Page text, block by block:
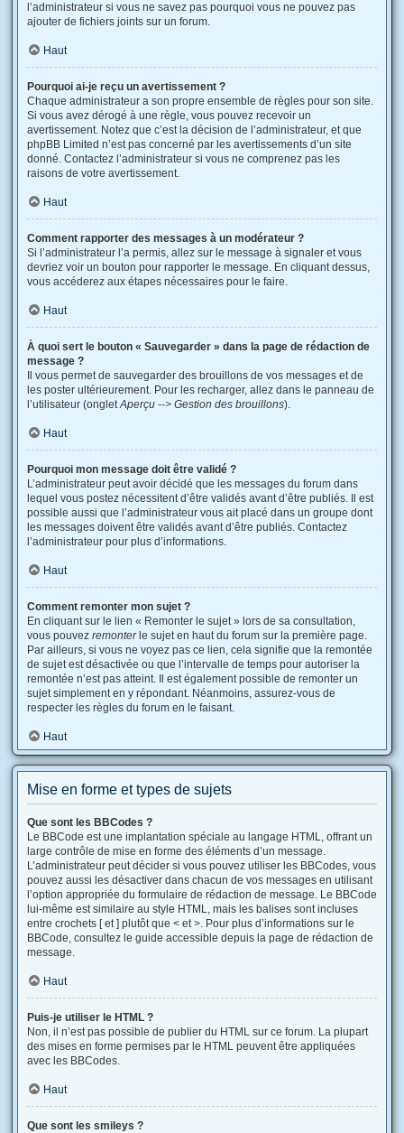
l’administrateur si vous ne savez pas pourquoi vous ne pouvez pas
ajouter de fichiers joints sur un forum.
Haut
Pourquoi ai-je reçu un avertissement ?
Chaque administrateur a son propre ensemble de règles pour son site.
Si vous avez dérogé à une règle, vous pouvez recevoir un
avertissement. Notez que c’est la décision de l’administrateur, et que
phpBB Limited n’est pas concerné par les avertissements d’un site
donné. Contactez l’administrateur si vous ne comprenez pas les
raisons de votre avertissement.
Haut
Comment rapporter des messages à un modérateur ?
Si l’administrateur l’a permis, allez sur le message à signaler et vous
devriez voir un bouton pour rapporter le message. En cliquant dessus,
vous accéderez aux étapes nécessaires pour le faire.
Haut
À quoi sert le bouton « Sauvegarder » dans la page de rédaction de
message ?
Il vous permet de sauvegarder des brouillons de vos messages et de
les poster ultérieurement. Pour les recharger, allez dans le panneau de
l’utilisateur (ongletAperçu --> Gestion des brouillons).
Haut
Pourquoi mon message doit être validé ?
L’administrateur peut avoir décidé que les messages du forum dans
lequel vous postez nécessitent d’être validés avant d’être publiés. Il est
possible aussi que l’administrateur vous ait placé dans un groupe dont
les messages doivent être validés avant d’être publiés. Contactez
l’administrateur pour plus d’informations.
Haut
Comment remonter mon sujet ?
En cliquant sur le lien « Remonter le sujet » lors de sa consultation,
vous pouvez remonterle sujet en haut du forum sur la première page.
Par ailleurs, si vous ne voyez pas ce lien, cela signifie que la remontée
de sujet est désactivée ou que l’intervalle de temps pour autoriser la
remontée n’est pas atteint. Il est également possible de remonter un
sujet simplement en y répondant. Néanmoins, assurez-vous de
respecter les règles du forum en le faisant.
Haut
Mise en forme et types de sujets
Que sont les BBCodes ?
Le BBCode est une implantation spéciale au langage HTML, offrant un
large contrôle de mise en forme des éléments d’un message.
L’administrateur peut décider si vous pouvez utiliser les BBCodes, vous
pouvez aussi les désactiver dans chacun de vos messages en utilisant
l’option appropriée du formulaire de rédaction de message. Le BBCode
lui-même est similaire au style HTML, mais les balises sont incluses
entre crochets [ et ] plutôt que < et >. Pour plus d’informations sur le
BBCode, consultez le guide accessible depuis la page de rédaction de
message.
Haut
Puis-je utiliser le HTML ?
Non, il n’est pas possible de publier du HTML sur ce forum. La plupart
des mises en forme permises par le HTML peuvent être appliquées
avec les BBCodes.
Haut
Que sont les smileys ?